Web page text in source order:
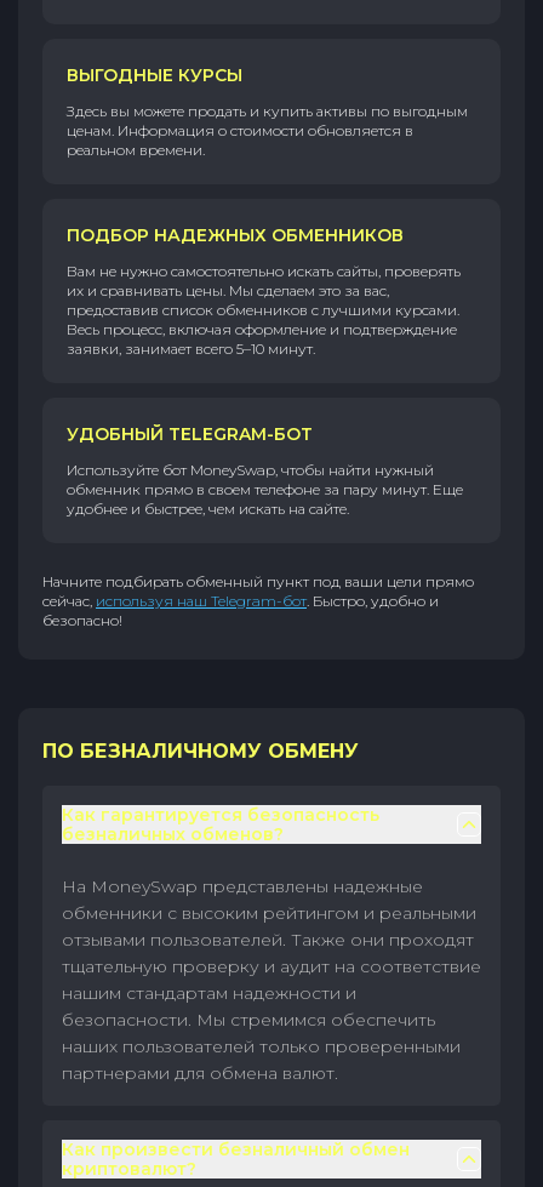
ВЫГОДНЫЕ КУРСЫ
Здесь вы можете продать и купить активы по выгодным
ценам. Информация о стоимости обновляется в
реальном времени.
ПОДБОР НАДЕЖНЫХ ОБМЕННИКОВ
Вам не нужно самостоятельно искать сайты, проверять
их и сравнивать цены. Мы сделаем это за вас,
предоставив список обменников с лучшими курсами.
Весь процесс, включая оформление и подтверждение
заявки, занимает всего 5–10 минут.
УДОБНЫЙ TELEGRAM-БОТ
Используйте бот MoneySwap, чтобы найти нужный
обменник прямо в своем телефоне за пару минут. Еще
удобнее и быстрее, чем искать на сайте.
Начните подбирать обменный пункт под ваши цели прямо
сейчас, используя наш Telegram-бот. Быстро, удобно и
безопасно!
ПО БЕЗНАЛИЧНОМУ ОБМЕНУ
Как гарантируется безопасность
безналичных обменов?
На MoneySwap представлены надежные
обменники с высоким рейтингом и реальными
отзывами пользователей. Также они проходят
тщательную проверку и аудит на соответствие
нашим стандартам надежности и
безопасности. Мы стремимся обеспечить
наших пользователей только проверенными
партнерами для обмена валют.
Как произвести безналичный обмен
криптовалют?